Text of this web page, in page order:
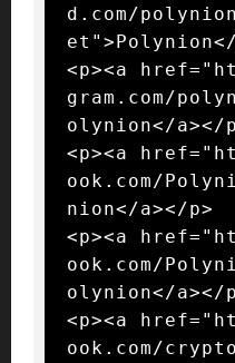
d.com/
<p><a
gram.com/
olynion</a></
<p><a
ook.com/
nion</a></p>
<p><a
ook.com/
olynion</a></
<p><a
ook.com/